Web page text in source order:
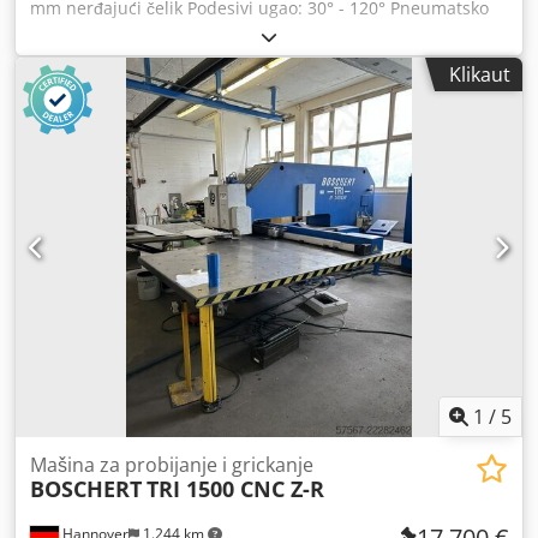
mm nerđajući čelik Podesivi ugao: 30° - 120° Pneumatsko
podešavanje ugla Codpszl Du Hsfx Agyorf Aktiviranje
hodanja pomoću nožne sklopke Jednostruki ili dvostruki
hod, podešava se pomoću selektora Težina: približno 1000
kg
Klikaut
1 / 5
Mašina za probijanje i grickanje
BOSCHERTTRI 1500 CNC Z-R